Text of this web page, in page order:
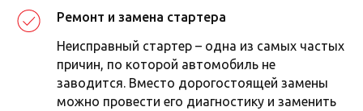
Ремонт и замена стартера
Неисправный стартер – одна из самых частых
причин, по которой автомобиль не
заводится. Вместо дорогостоящей замены
можно провести его диагностику и заменить
*В прайсе указаны минимальные цены
ОТ. Точную стоимость работ вы сможете
узнать после осмотра автомобиля
нашими специалистами.